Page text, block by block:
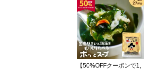
（プレーン・うめ味） 即
席スープの素 お徳用
【50%OFFクーポンで1,